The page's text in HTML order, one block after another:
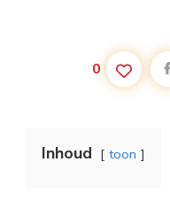
0
Inhoud toon